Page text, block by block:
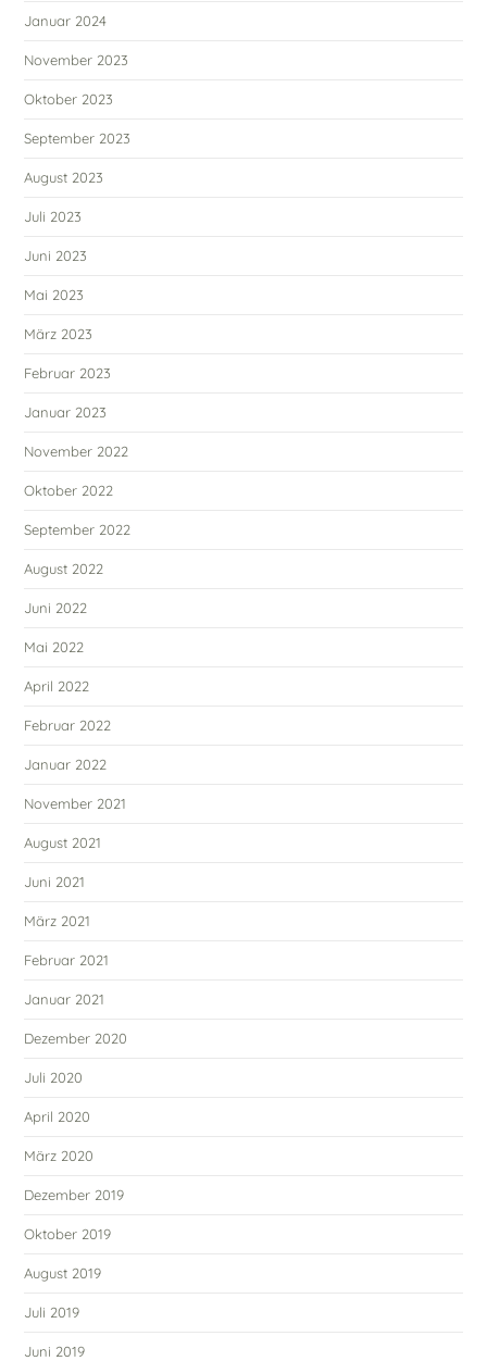
Januar 2024
November 2023
Oktober 2023
September 2023
August 2023
Juli 2023
Juni 2023
Mai 2023
März 2023
Februar 2023
Januar 2023
November 2022
Oktober 2022
September 2022
August 2022
Juni 2022
Mai 2022
April 2022
Februar 2022
Januar 2022
November 2021
August 2021
Juni 2021
März 2021
Februar 2021
Januar 2021
Dezember 2020
Juli 2020
April 2020
März 2020
Dezember 2019
Oktober 2019
August 2019
Juli 2019
Juni 2019